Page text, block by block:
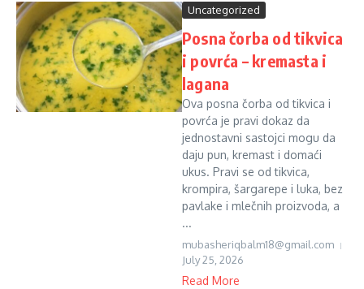
Uncategorized
Posna čorba od tikvica
i povrća – kremasta i
lagana
Ova posna čorba od tikvica i
povrća je pravi dokaz da
jednostavni sastojci mogu da
daju pun, kremast i domaći
ukus. Pravi se od tikvica,
krompira, šargarepe i luka, bez
pavlake i mlečnih proizvoda, a
...
mubasheriqbalm18@gmail.com
July 25, 2026
Read More